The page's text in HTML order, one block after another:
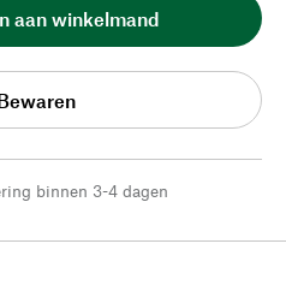
aan winkelmand
binnen 3-4 dagen